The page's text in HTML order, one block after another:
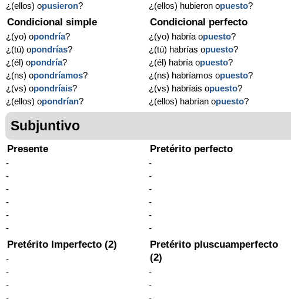
¿(ellos) opusieron?
¿(ellos) hubieron opuesto?
Condicional simple
¿(yo) opondría?
¿(tú) opondrías?
¿(él) opondría?
¿(ns) opondríamos?
¿(vs) opondríais?
¿(ellos) opondrían?
Condicional perfecto
¿(yo) habría opuesto?
¿(tú) habrías opuesto?
¿(él) habría opuesto?
¿(ns) habríamos opuesto?
¿(vs) habríais opuesto?
¿(ellos) habrían opuesto?
Subjuntivo
Presente
-
-
-
-
-
-
Pretérito perfecto
-
-
-
-
-
-
Pretérito Imperfecto (2)
-
-
-
Pretérito pluscuamperfecto
(2)
-
-